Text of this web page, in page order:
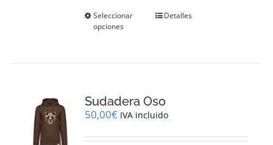
Seleccionar
opciones
Este
se
pueden
en
Detalles
Sudadera Oso
50,00€ IVA incluido